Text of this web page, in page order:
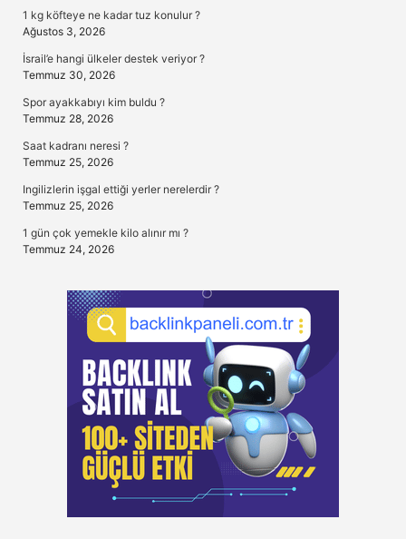
1 kg köfteye ne kadar tuz konulur ?
Ağustos 3, 2026
İsrail’e hangi ülkeler destek veriyor ?
Temmuz 30, 2026
Spor ayakkabıyı kim buldu ?
Temmuz 28, 2026
Saat kadranı neresi ?
Temmuz 25, 2026
Ingilizlerin işgal ettiği yerler nerelerdir ?
Temmuz 25, 2026
1 gün çok yemekle kilo alınır mı ?
Temmuz 24, 2026